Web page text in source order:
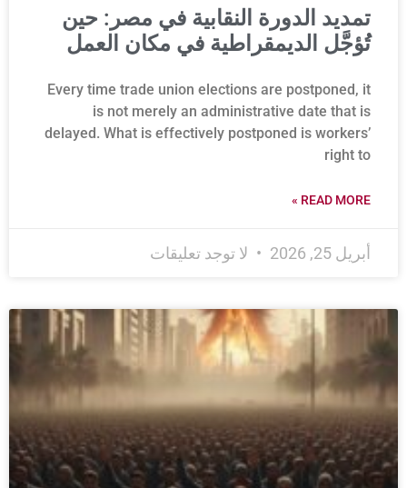
تمديد الدورة النقابية في مصر: حين
تُؤجَّل الديمقراطية في مكان العمل
Every time trade union elections are postponed, it
is not merely an administrative date that is
delayed. What is effectively postponed is workers’
right to
READ MORE »
أبريل 25, 2026 لا توجد تعليقات